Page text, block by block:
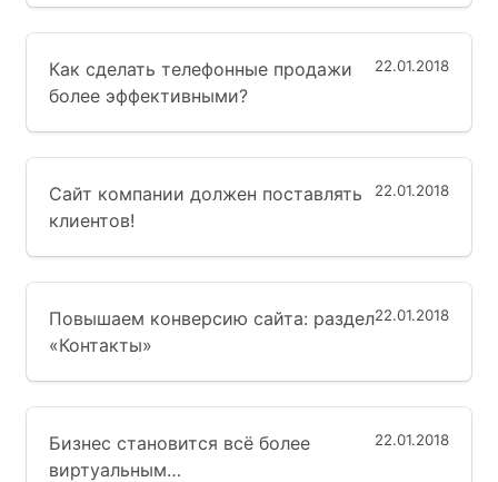
22.01.2018
Как сделать телефонные продажи
более эффективными?
22.01.2018
Сайт компании должен поставлять
клиентов!
22.01.2018
Повышаем конверсию сайта: раздел
«Контакты»
22.01.2018
Бизнес становится всё более
виртуальным…